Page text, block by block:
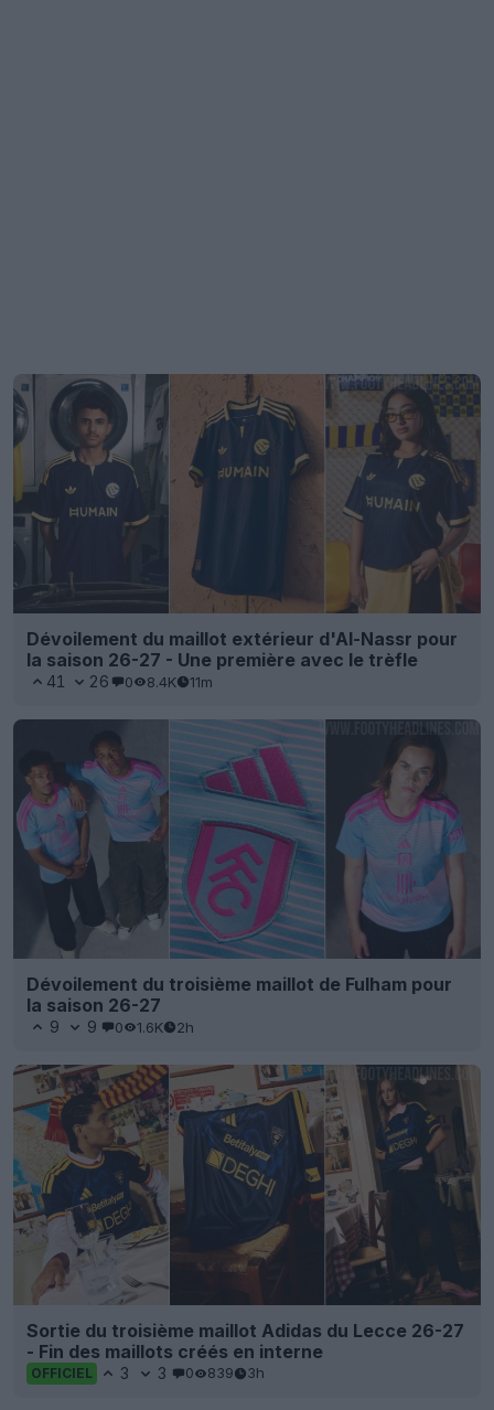
Dévoilement du maillot extérieur d'Al-Nassr pour
la saison 26-27 - Une première avec le trèfle
41 26 0 8.4K 11m
Dévoilement du troisième maillot de Fulham pour
la saison 26-27
9 9 0 1.6K 2h
Sortie du troisième maillot Adidas du Lecce 26-27
- Fin des maillots créés en interne
OFFICIEL 3 3 0 839 3h